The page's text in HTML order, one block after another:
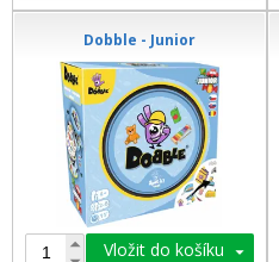
Dobble - Junior
Vložit do košíku